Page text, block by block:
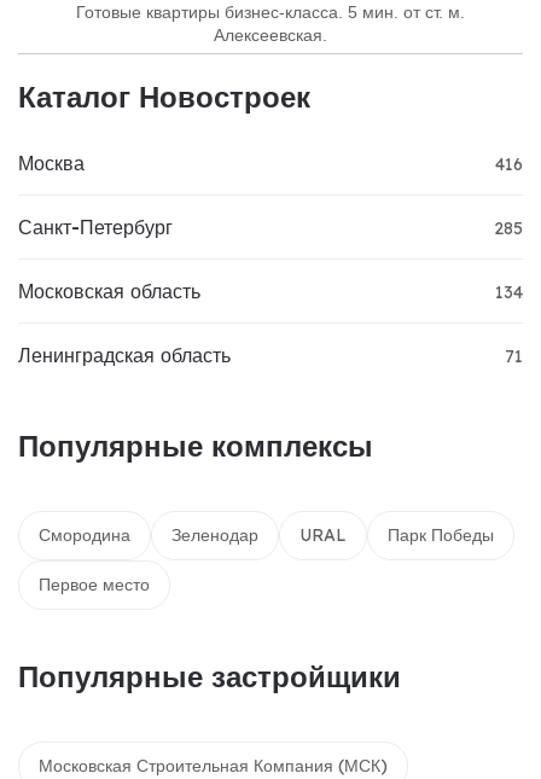
Готовые квартиры бизнес-класса. 5 мин. от ст. м.
Алексеевская.
Каталог Новостроек
Москва 416
Санкт-Петербург 285
Московская область 134
Ленинградская область 71
Популярные комплексы
Смородина Зеленодар URAL Парк Победы
Первое место
Популярные застройщики
Московская Строительная Компания (МСК)